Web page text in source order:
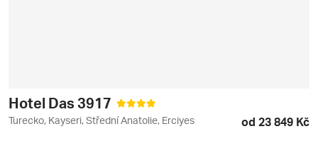
Hotel Das 3917
Turecko, Kayseri, Střední Anatolie, Erciyes od 23 849 Kč